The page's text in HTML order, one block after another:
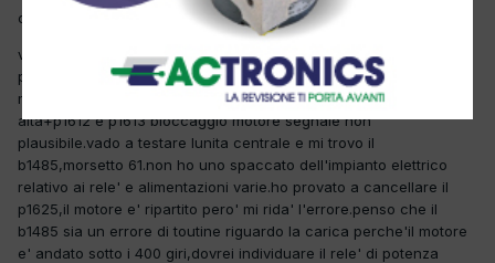
ciao.
veicolo ricovero con carro attrezzi dopo che al cliente ho detto di
provare la doppia chiave avviamento.in diagnosi centraline
memoria guasti mi da il p1625,rele' principale tensione troppo
alta+p1612 e p1613 bloccaggio motore segnale non
plausibile.vado a testare lunita centrale e mi trovo il
b1485,morsetto 61.non ho uno spaccato dell'impianto elettrico
relativo ai rele' e alimentazioni varie.ho provato a cancellare il
p1625,il motore e' ripartito pero' mi rida' l'errore.penso che il
b1485 sia un errore di toutine riguardo la carica perche'il motore
e' andato sotto i 400 giri,dovrei individuare il rele' di potenza